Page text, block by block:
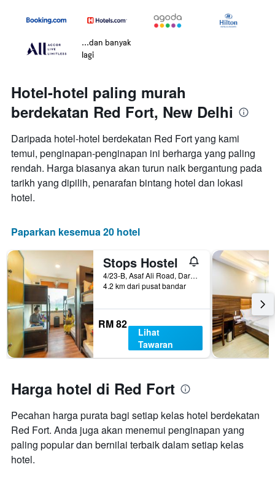
...dan banyak
lagi
Hotel-hotel paling murah
berdekatan Red Fort, New Delhi
Daripada hotel-hotel berdekatan Red Fort yang kami
temui, penginapan-penginapan ini berharga yang paling
rendah. Harga biasanya akan turun naik bergantung pada
tarikh yang dipilih, penarafan bintang hotel dan lokasi
hotel.
Paparkan kesemua 20 hotel
Stops Hostel
4/23-B, Asaf Ali Road, Daryaganj, New Delhi, India
4.2 km dari pusat bandar
RM 82
Lihat
Tawaran
Harga hotel di Red Fort
Pecahan harga purata bagi setiap kelas hotel berdekatan
Red Fort. Anda juga akan menemui penginapan yang
paling popular dan bernilai terbaik dalam setiap kelas
hotel.